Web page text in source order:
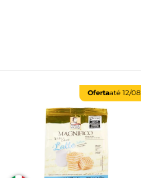
Ofertaaté 12/08